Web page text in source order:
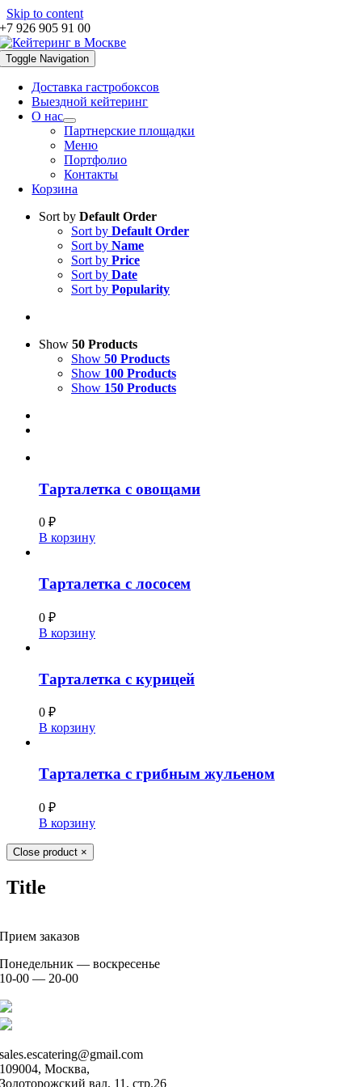
Skip to content
+7 926 905 91 00
Toggle Navigation
Доставка гастробоксов
Выездной кейтеринг
О нас
Партнерские площадки
Меню
Портфолио
Контакты
Корзина
Sort by Default Order
Sort by Default Order
Sort by Name
Sort by Price
Sort by Date
Sort by Popularity
Show 50 Products
Show 50 Products
Show 100 Products
Show 150 Products
Тарталетка с овощами
0 ₽
В корзину
Тарталетка с лососем
0 ₽
В корзину
Тарталетка с курицей
0 ₽
В корзину
Тарталетка с грибным жульеном
0 ₽
В корзину
Close product ×
Title
Прием заказов
Понедельник — воскресенье
10-00 — 20-00
sales.escatering@gmail.com
109004, Москва,
Золоторожский вал, 11, стр.26